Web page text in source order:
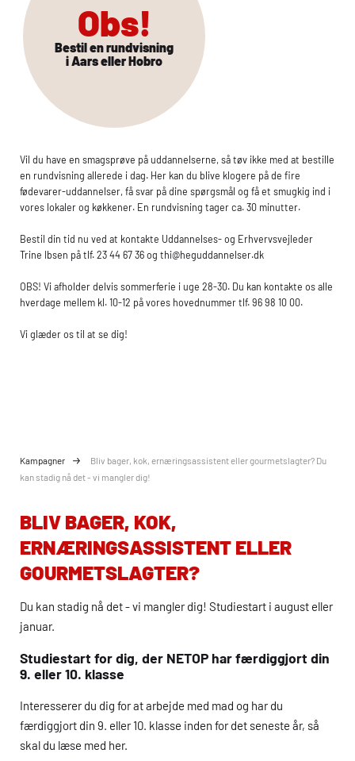
Obs!
Bestil en rundvisning
i Aars eller Hobro
Vil du have en smagsprøve på uddannelserne, så tøv ikke med at bestille
en rundvisning allerede i dag. Her kan du blive klogere på de fire
fødevarer-uddannelser, få svar på dine spørgsmål og få et smugkig ind i
vores lokaler og køkkener. En rundvisning tager ca. 30 minutter.
Bestil din tid nu ved at kontakte Uddannelses- og Erhvervsvejleder
Trine Ibsen på tlf. 23 44 67 36 og thi@heguddannelser.dk
OBS! Vi afholder delvis sommerferie i uge 28-30. Du kan kontakte os alle
hverdage mellem kl. 10-12 på vores hovednummer tlf. 96 98 10 00.
Vi glæder os til at se dig!
Kampagner
Bliv bager, kok, ernæringsassistent eller gourmetslagter? Du
kan stadig nå det - vi mangler dig!
BLIV BAGER, KOK,
ERNÆRINGSASSISTENT ELLER
GOURMETSLAGTER?
Du kan stadig nå det - vi mangler dig! Studiestart i august eller
januar.
Studiestart for dig, der NETOP har færdiggjort din
9. eller 10. klasse
Interesserer du dig for at arbejde med mad og har du
færdiggjort din 9. eller 10. klasse inden for det seneste år, så
skal du læse med her.